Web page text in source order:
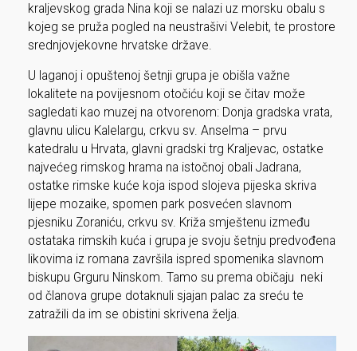
kraljevskog grada Nina koji se nalazi uz morsku obalu s
kojeg se pruža pogled na neustrašivi Velebit, te prostore
srednjovjekovne hrvatske države.
U laganoj i opuštenoj šetnji grupa je obišla važne
lokalitete na povijesnom otočiću koji se čitav može
sagledati kao muzej na otvorenom: Donja gradska vrata,
glavnu ulicu Kalelargu, crkvu sv. Anselma – prvu
katedralu u Hrvata, glavni gradski trg Kraljevac, ostatke
najvećeg rimskog hrama na istočnoj obali Jadrana,
ostatke rimske kuće koja ispod slojeva pijeska skriva
lijepe mozaike, spomen park posvećen slavnom
pjesniku Zoraniću, crkvu sv. Križa smještenu između
ostataka rimskih kuća i grupa je svoju šetnju predvođena
likovima iz romana završila ispred spomenika slavnom
biskupu Grguru Ninskom. Tamo su prema običaju neki
od članova grupe dotaknuli sjajan palac za sreću te
zatražili da im se obistini skrivena želja.